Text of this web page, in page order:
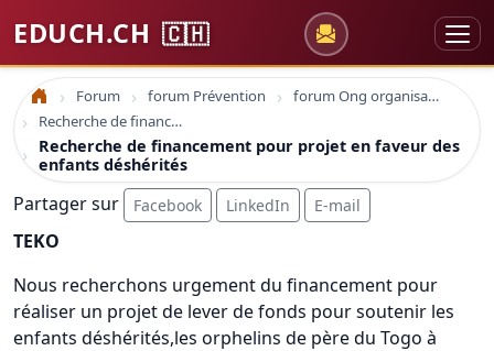
EDUCH.CH 🇨🇭
Accueil Forum forum Prévention
forum Ong organisations
Recherche de financement pour projet en faveur des enfants déshérités
Recherche de financement pour projet en faveur des
enfants déshérités
Partager sur Facebook LinkedIn E-mail
TEKO
Nous recherchons urgement du financement pour
réaliser un projet de lever de fonds pour soutenir les
enfants déshérités,les orphelins de père du Togo à